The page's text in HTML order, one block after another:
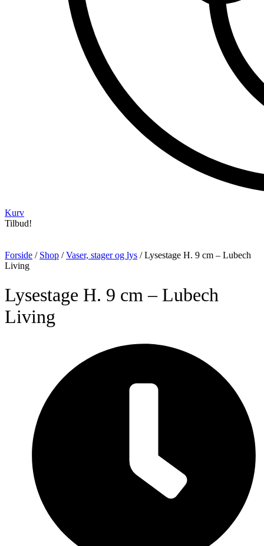
Kurv
Tilbud!
Forside / Shop /Vaser, stager og lys / Lysestage H. 9 cm – Lubech
Living
Lysestage H. 9 cm – Lubech
Living